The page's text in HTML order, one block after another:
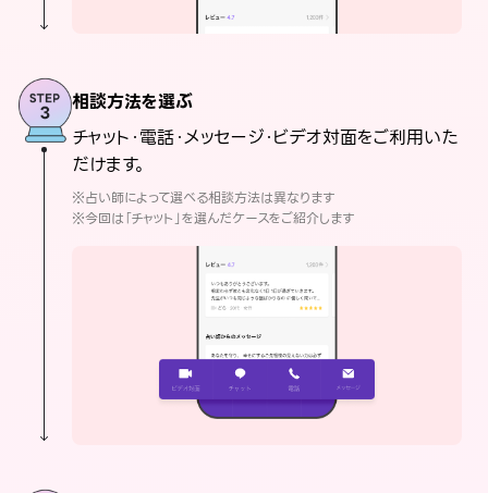
相談方法を選ぶ
チャット・電話・メッセージ・ビデオ対面をご利用いた
だけます。
※占い師によって選べる相談方法は異なります
※今回は「チャット」を選んだケースをご紹介します